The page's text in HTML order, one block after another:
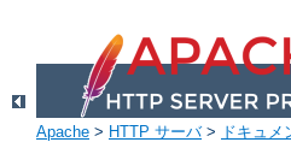
Apache > HTTP サーバ> ドキュメ